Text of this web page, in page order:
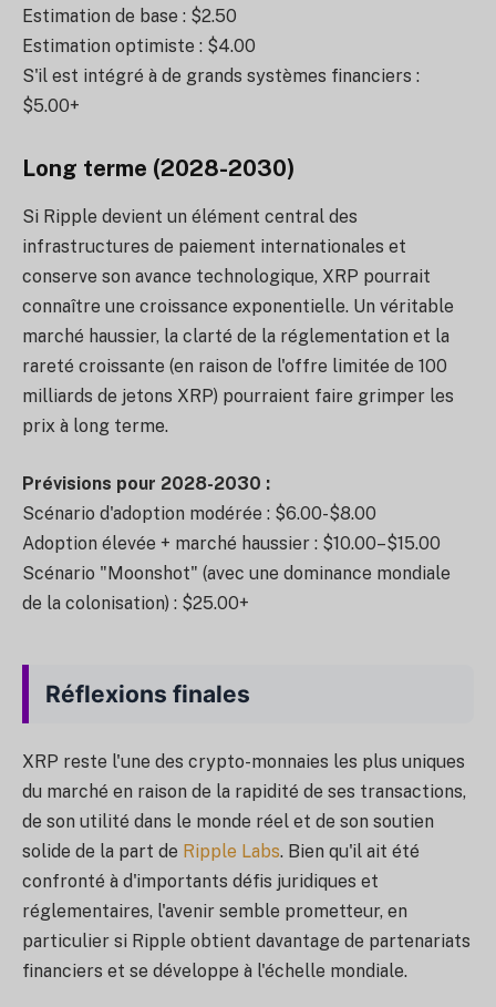
Estimation de base : $2.50
Estimation optimiste : $4.00
S'il est intégré à de grands systèmes financiers :
$5.00+
Long terme (2028-2030)
Si Ripple devient un élément central des
infrastructures de paiement internationales et
conserve son avance technologique, XRP pourrait
connaître une croissance exponentielle. Un véritable
marché haussier, la clarté de la réglementation et la
rareté croissante (en raison de l'offre limitée de 100
milliards de jetons XRP) pourraient faire grimper les
prix à long terme.
Prévisions pour 2028-2030 :
Scénario d'adoption modérée : $6.00-$8.00
Adoption élevée + marché haussier : $10.00–$15.00
Scénario "Moonshot" (avec une dominance mondiale
de la colonisation) : $25.00+
Réflexions finales
XRP reste l'une des crypto-monnaies les plus uniques
du marché en raison de la rapidité de ses transactions,
de son utilité dans le monde réel et de son soutien
solide de la part de Ripple Labs. Bien qu'il ait été
confronté à d'importants défis juridiques et
réglementaires, l'avenir semble prometteur, en
particulier si Ripple obtient davantage de partenariats
financiers et se développe à l'échelle mondiale.